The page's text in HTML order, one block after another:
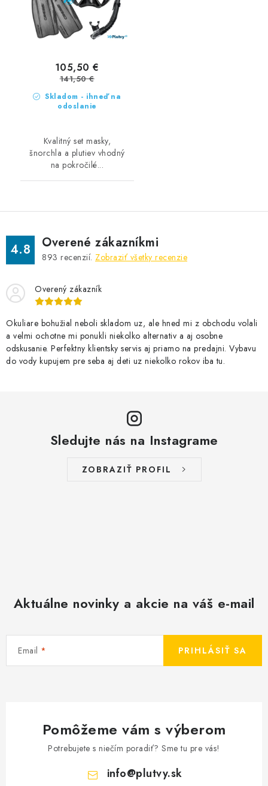
Skladom - ihneď na
odoslanie
105,50 €
141,50 €
Kvalitný set masky,
šnorchla a plutiev vhodný
na pokročilé...
4.8 Overené zákazníkmi
893 recenzií. Zobraziť všetky recenzie
Overený zákazník
Okuliare bohužial neboli skladom uz, ale hned mi z obchodu volali
a velmi ochotne mi ponukli niekolko alternativ a aj osobne
odskusanie. Perfektny klientsky servis aj priamo na predajni. Vybavu
do vody kupujem pre seba aj deti uz niekolko rokov iba tu.
Sledujte nás na Instagrame
ZOBRAZIŤ PROFIL
Aktuálne novinky a akcie na váš e-mail
Email PRIHLÁSIŤ SA
Pomôžeme vám s výberom
Potrebujete s niečím poradiť? Sme tu pre vás!
info@plutvy.sk